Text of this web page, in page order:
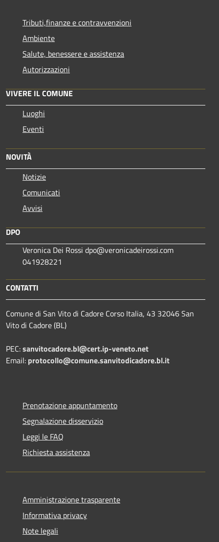
Tributi,finanze e contravvenzioni
Ambiente
Salute, benessere e assistenza
Autorizzazioni
VIVERE IL COMUNE
Luoghi
Eventi
NOVITÀ
Notizie
Comunicati
Avvisi
DPO
Veronica Dei Rossi dpo@veronicadeirossi.com
041928221
CONTATTI
Comune di San Vito di Cadore Corso Italia, 43 32046 San
Vito di Cadore (BL)
PEC:sanvitocadore.bl@cert.ip-veneto.net
Email: protocollo@comune.sanvitodicadore.bl.it
Prenotazione appuntamento
Segnalazione disservizio
Leggi le FAQ
Richiesta assistenza
Amministrazione trasparente
Informativa privacy
Note legali